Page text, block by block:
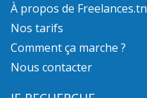
À propos de Freelances.tn
Nos tarifs
Comment ça marche ?
Nous contacter